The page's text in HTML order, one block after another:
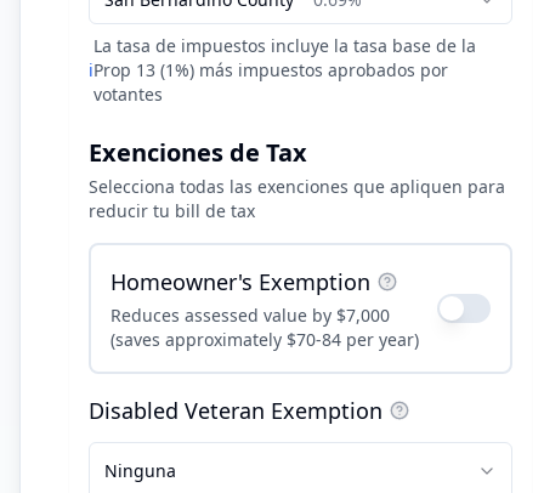
ℹ️
La tasa de impuestos incluye la tasa base de la
Prop 13 (1%) más impuestos aprobados por
votantes
Exenciones de Tax
Selecciona todas las exenciones que apliquen para
reducir tu bill de tax
Homeowner's Exemption
Reduces assessed value by $7,000
(saves approximately $70-84 per year)
Disabled Veteran Exemption
Ninguna